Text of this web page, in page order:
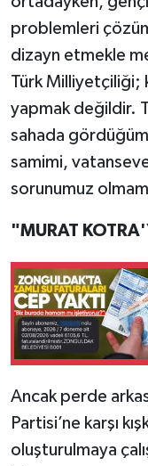
problemleri
dizayn etmekle
Türk Milliyetçiliği;
yapmak değildir.
sahada
samimi,
sorunumuz
"MURAT
Ancak perde
Partisi’ne karşı
oluşturulmaya